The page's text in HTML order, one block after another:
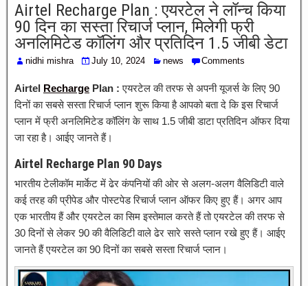
Airtel Recharge Plan : एयरटेल ने लॉन्च किया
90 दिन का सस्ता रिचार्ज प्लान, मिलेगी फ्री
अनलिमिटेड कॉलिंग और प्रतिदिन 1.5 जीबी डेटा
nidhi mishra July 10, 2024 news Comments
Airtel Recharge Plan :एयरटेल की तरफ से अपनी यूजर्स के लिए 90
दिनों का सबसे सस्ता रिचार्ज प्लान शुरू किया है आपको बता दे कि इस रिचार्ज
प्लान में फ्री अनलिमिटेड कॉलिंग के साथ 1.5 जीबी डाटा प्रतिदिन ऑफर दिया
जा रहा है। आईए जानते हैं।
Airtel Recharge Plan 90 Days
भारतीय टेलीकॉम मार्केट में ढेर कंपनियों की ओर से अलग-अलग वैलिडिटी वाले
कई तरह की प्रीपेड और पोस्टपेड रिचार्ज प्लान ऑफर किए हुए हैं। अगर आप
एक भारतीय हैं और एयरटेल का सिम इस्तेमाल करते हैं तो एयरटेल की तरफ से
30 दिनों से लेकर 90 की वैलिडिटी वाले ढेर सारे सस्ते प्लान रखे हुए हैं। आईए
जानते हैं एयरटेल का 90 दिनों का सबसे सस्ता रिचार्ज प्लान।